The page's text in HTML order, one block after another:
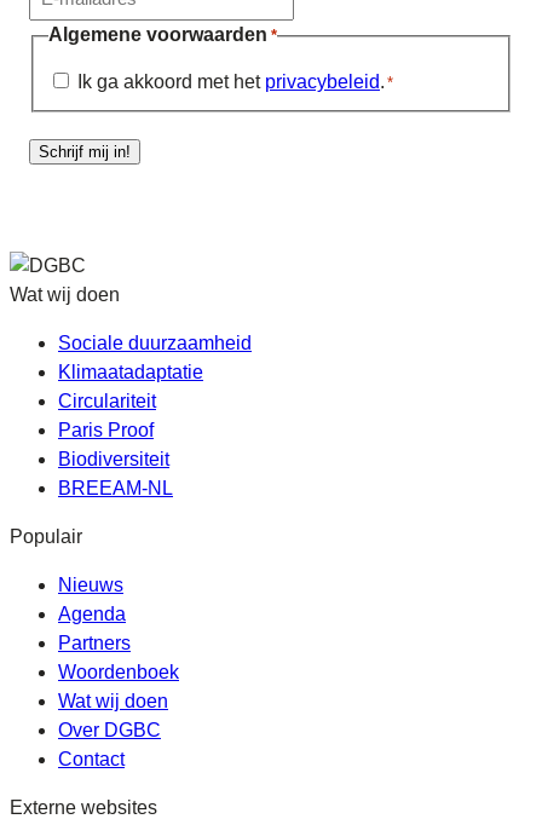
Algemene voorwaarden *
Ik ga akkoord met het privacybeleid. *
Schrijf mij in!
Wat wij doen
Sociale duurzaamheid
Klimaatadaptatie
Circulariteit
Paris Proof
Biodiversiteit
BREEAM-NL
Populair
Nieuws
Agenda
Partners
Woordenboek
Wat wij doen
Over DGBC
Contact
Externe websites